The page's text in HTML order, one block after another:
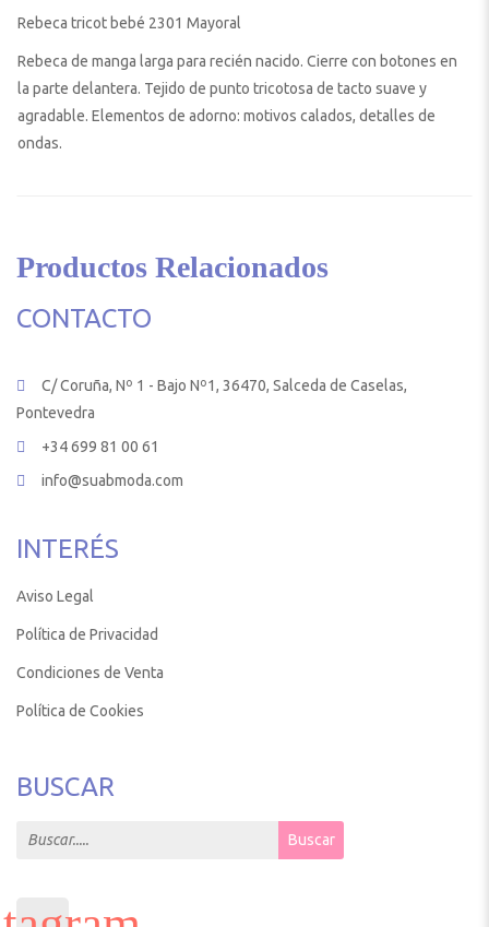
Rebeca tricot bebé 2301 Mayoral
Rebeca de manga larga para recién nacido. Cierre con botones en
la parte delantera. Tejido de punto tricotosa de tacto suave y
agradable. Elementos de adorno: motivos calados, detalles de
ondas.
Productos Relacionados
CONTACTO
C/ Coruña, Nº 1 - Bajo Nº1, 36470, Salceda de Caselas,
Pontevedra
+34 699 81 00 61
info@suabmoda.com
INTERÉS
Aviso Legal
Política de Privacidad
Condiciones de Venta
Política de Cookies
BUSCAR
Search for: Buscar